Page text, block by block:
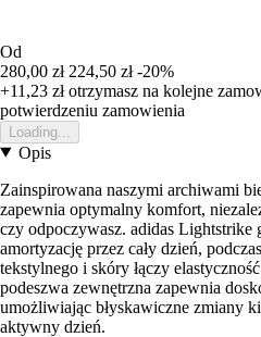
Od
280,00 zł 224,50 zł -20%
+11,23 złotrzymasz na kolejne
potwierdzeniu zamowienia
Loading...
Opis
Zainspirowana naszymi archiwami
zapewnia optymalny komfort,
czy odpoczywasz. adidas Lightstrike
amortyzację przez cały dzień,
tekstylnego i skóry łączy
podeszwa zewnętrzna zapewnia
umożliwiając błyskawiczne zmiany
aktywny dzień.